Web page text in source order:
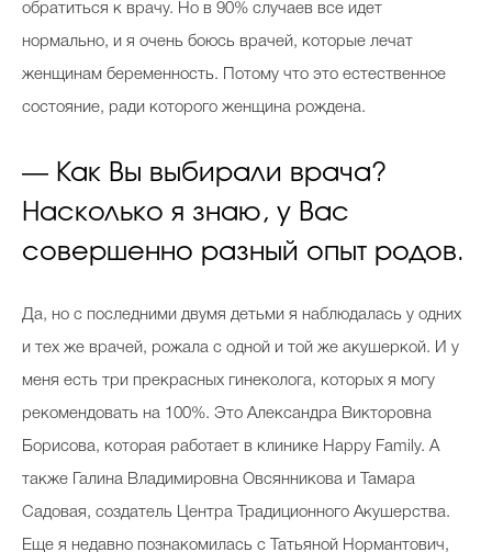
обратиться к врачу. Но в 90% случаев все идет
нормально, и я очень боюсь врачей, которые лечат
женщинам беременность. Потому что это естественное
состояние, ради которого женщина рождена.
— Как Вы выбирали врача?
Насколько я знаю, у Вас
совершенно разный опыт родов.
Да, но с последними двумя детьми я наблюдалась у одних
и тех же врачей, рожала с одной и той же акушеркой. И у
меня есть три прекрасных гинеколога, которых я могу
рекомендовать на 100%. Это Александра Викторовна
Борисова, которая работает в клинике Happy Family. А
также Галина Владимировна Овсянникова и Тамара
Садовая, создатель Центра Традиционного Акушерства.
Еще я недавно познакомилась с Татьяной Нормантович,